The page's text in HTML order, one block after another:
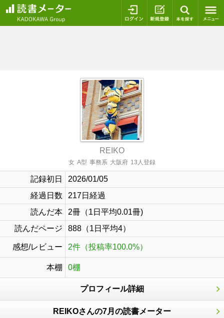
ログイン 新規登録
REIKO
女 A型 事務系 大阪府 13人登録
記録初日
2026/01/05
経過日数
217日経過
読んだ本
2冊（1日平均0.01冊)
読んだページ
888（1日平均4）
感想/レビュー 2件（投稿率100.0%）
本棚 0棚
プロフィール詳細
REIKOさんの7月の読書メーター